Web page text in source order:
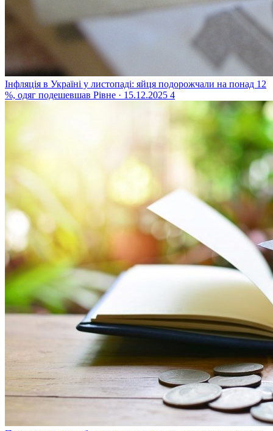
Інфляція в Україні у листопаді: яйця подорожчали на понад 12
%, одяг подешевшав Рівне · 15.12.2025 4